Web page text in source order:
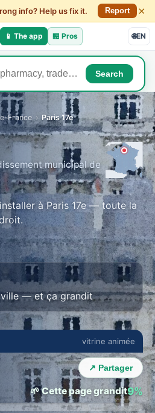
info? Help us fix it. Report ×
📱 The app 🏪 Pros 🌐EN
Search
France › Paris 17e
municipal de
à Paris 17e — toute la
— et ça grandit
vitrine animée
locals
· auto translation →
›
🔇 ⛶
↗ Partager
🌱 Cette page grandit9%